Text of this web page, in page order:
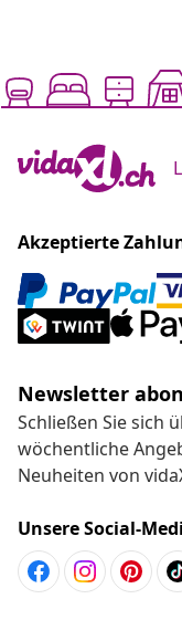
Akzeptierte
Newsletter
Schließen Sie sich
Neuheiten von
Unsere Social-